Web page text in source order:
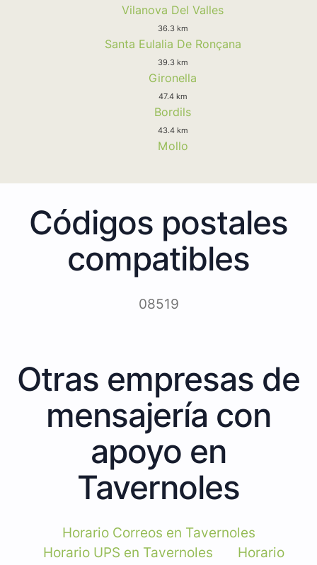
Vilanova Del Valles
36.3 km
Santa Eulalia De Ronçana
39.3 km
Gironella
47.4 km
Bordils
43.4 km
Mollo
Códigos postales
compatibles
08519
Otras empresas de
mensajería con
apoyo en
Tavernoles
Horario Correos en Tavernoles
Horario UPS en Tavernoles
Horario